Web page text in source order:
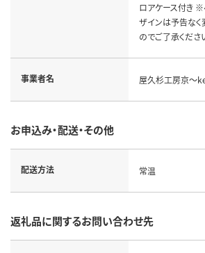
ロアケース付き
ザインは予告なく
のでご了承くださ
事業者名 屋久杉工房京～
お申込み・配送・その他
配送方法 常温
返礼品に関するお問い合わせ先